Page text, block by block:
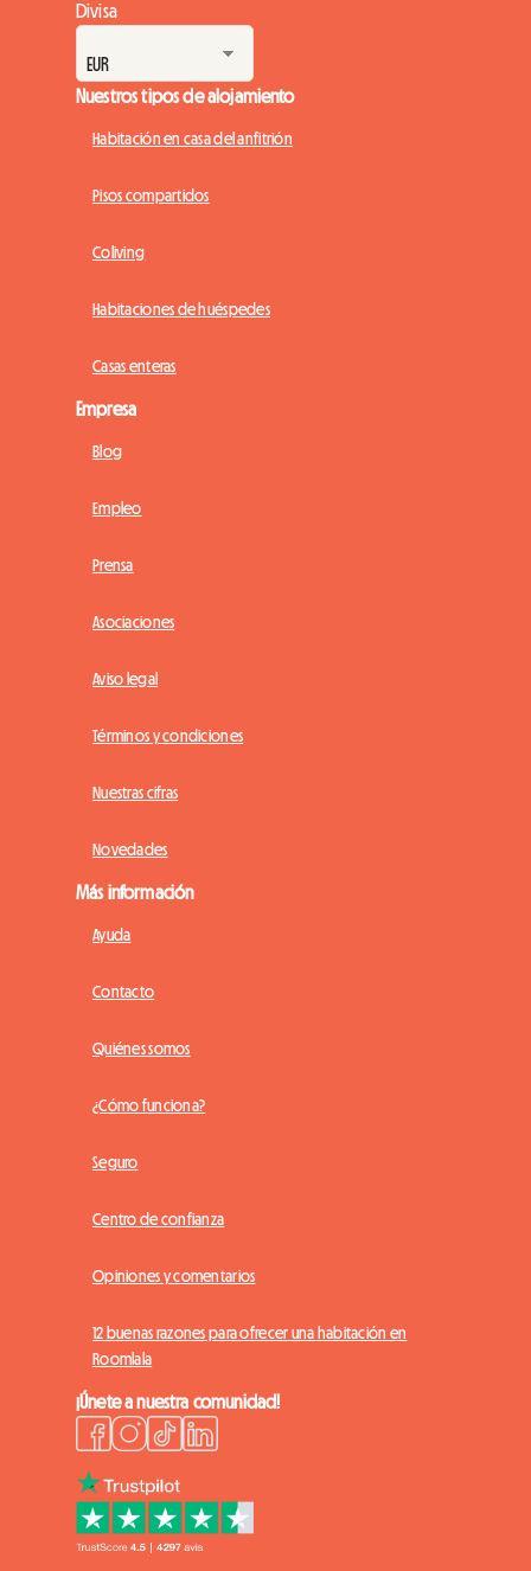
Divisa
Nuestros tipos de alojamiento
Habitación en casa del anfitrión
Pisos compartidos
Coliving
Habitaciones de huéspedes
Casas enteras
Empresa
Blog
Empleo
Prensa
Asociaciones
Aviso legal
Términos y condiciones
Nuestras cifras
Novedades
Más información
Ayuda
Contacto
Quiénes somos
¿Cómo funciona?
Seguro
Centro de confianza
Opiniones y comentarios
12 buenas razones para ofrecer una habitación en
Roomlala
¡Únete a nuestra comunidad!